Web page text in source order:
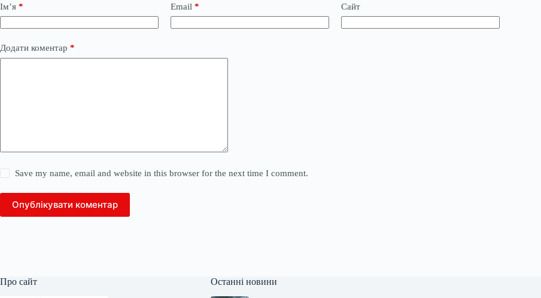
Ім’я * Email * Сайт
Додати коментар *
Save my name, email and website in this browser for the next time I comment.
Опублікувати коментар
Про сайт Останні новини